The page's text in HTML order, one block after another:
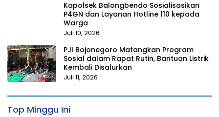
Kapolsek Balongbendo Sosialisasikan
P4GN dan Layanan Hotline 110 kepada
Warga
Juli 10, 2026
PJI Bojonegoro Matangkan Program
Sosial dalam Rapat Rutin, Bantuan Listrik
Kembali Disalurkan
Juli 11, 2026
Top Minggu Ini